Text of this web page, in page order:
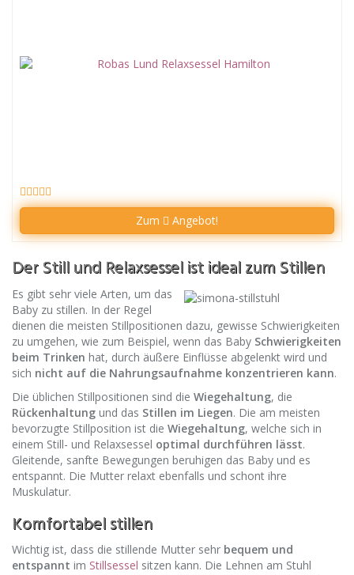
Zum Angebot!
Der Still und Relaxsessel ist ideal zum Stillen
Es gibt sehr viele Arten, um das
Baby zu stillen. In der Regel
dienen die meisten Stillpositionen dazu, gewisse Schwierigkeiten
zu umgehen, wie zum Beispiel, wenn das Baby Schwierigkeiten
beim Trinken hat, durch äußere Einflüsse abgelenkt wird und
sich nicht auf die Nahrungsaufnahme konzentrieren kann.
Die üblichen Stillpositionen sind die Wiegehaltung, die
Rückenhaltung und das Stillen im Liegen. Die am meisten
bevorzugte Stillposition ist die Wiegehaltung, welche sich in
einem Still- und Relaxsessel optimal durchführen lässt.
Gleitende, sanfte Bewegungen beruhigen das Baby und es
entspannt. Die Mutter relaxt ebenfalls und schont ihre
Muskulatur.
Komfortabel stillen
Wichtig ist, dass die stillende Mutter sehr bequem und
entspannt im Stillsessel sitzen kann. Die Lehnen am Stuhl